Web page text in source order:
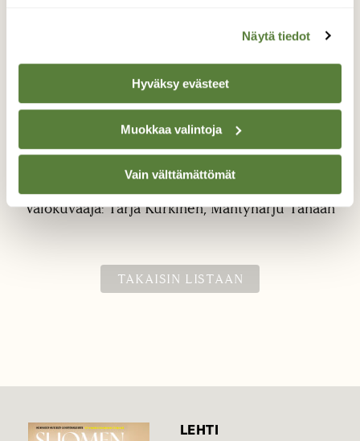
Näytä tiedot
Hyväksy evästeet
Muokkaa valintoja
Vain välttämättömät
Ensimmäiset kanttarellit
Yllätys metsässä
Valokuvaaja: Tarja Kurkinen, Mäntyharju Tänään
TAKAISIN LISTAAN
LEHTI